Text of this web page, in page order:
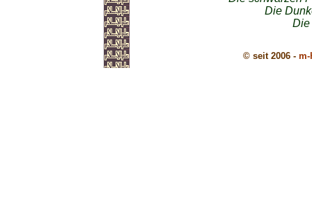
Die
Die
© seit 2006 - m-